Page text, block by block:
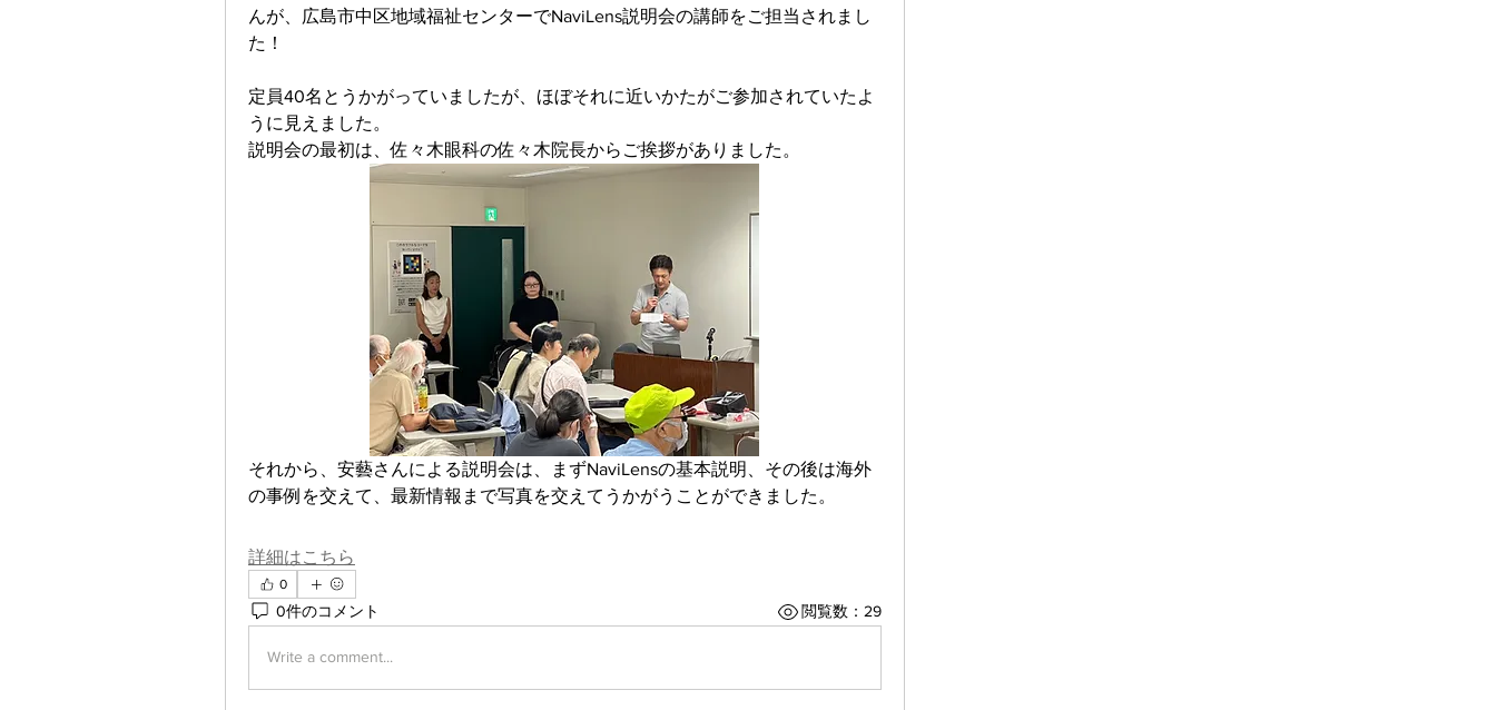
んが、広島市中区地域福祉センターでNaviLens説明会の講師をご担当されまし
た！
定員40名とうかがっていましたが、ほぼそれに近いかたがご参加されていたよ
うに見えました。
説明会の最初は、佐々木眼科の佐々木院長からご挨拶がありました。
それから、安藝さんによる説明会は、まずNaviLensの基本説明、その後は海外
の事例を交えて、最新情報まで写真を交えてうかがうことができました。
詳細はこちら
0
0件のコメント 閲覧数：29
Write a comment...